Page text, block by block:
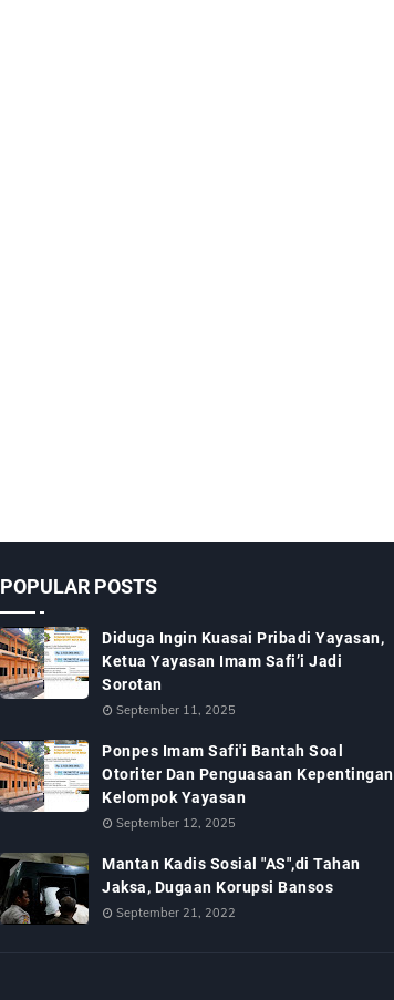
POPULAR POSTS
Diduga Ingin Kuasai Pribadi Yayasan,
Ketua Yayasan Imam Safi’i Jadi
Sorotan
September 11, 2025
Ponpes Imam Safi'i Bantah Soal
Otoriter Dan Penguasaan Kepentingan
Kelompok Yayasan
September 12, 2025
Mantan Kadis Sosial "AS",di Tahan
Jaksa, Dugaan Korupsi Bansos
September 21, 2022